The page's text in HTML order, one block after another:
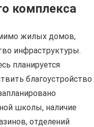
комплекса
жилых домов,
инфраструктуры.
планируется
благоустройство
школы, наличие
отделений